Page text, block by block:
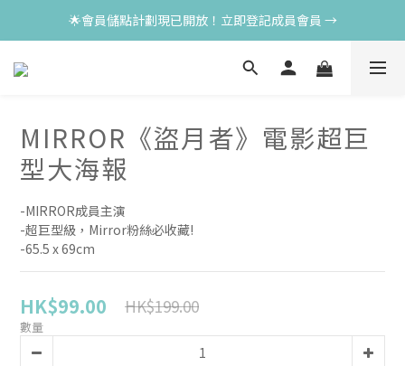
🌟會員儲點計劃現已開放！立即登記成員會員 →
MIRROR《盜月者》電影超巨
型大海報
-MIRROR成員主演
-超巨型級，Mirror粉絲必收藏!
-65.5 x 69cm
HK$99.00 HK$199.00
數量